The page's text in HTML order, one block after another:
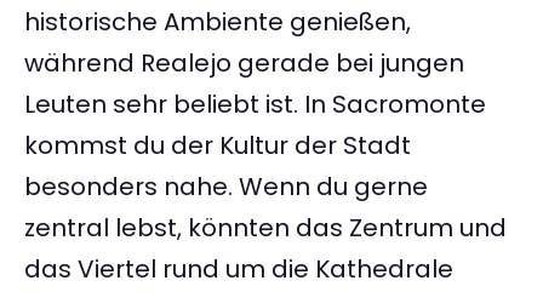
historische Ambiente genießen,
während Realejo gerade bei jungen
Leuten sehr beliebt ist. In Sacromonte
kommst du der Kultur der Stadt
besonders nahe. Wenn du gerne
zentral lebst, könnten das Zentrum und
das Viertel rund um die Kathedrale